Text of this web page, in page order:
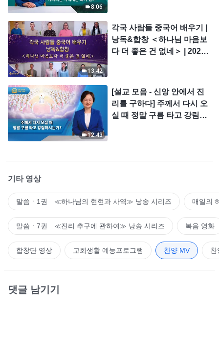
8:06
13:42
각국 사람들 중국어 배우기 |
낭독&합창 ＜하나님 마음보
다 더 좋은 건 없네＞ | 2026
12:43
[설교 모음 - 신앙 안에서 진
리를 구하다] 주께서 다시 오
실 때 정말 구름 타고 강림하
기타 영상
말씀ㆍ1권 ≪하나님의 현현과 사역≫ 낭송 시리즈 매일의
말씀ㆍ7권 ≪진리 추구에 관하여≫ 낭송 시리즈 복음 영화
합창단 영상 교회생활 예능프로그램 찬양 MV 찬
댓글 남기기